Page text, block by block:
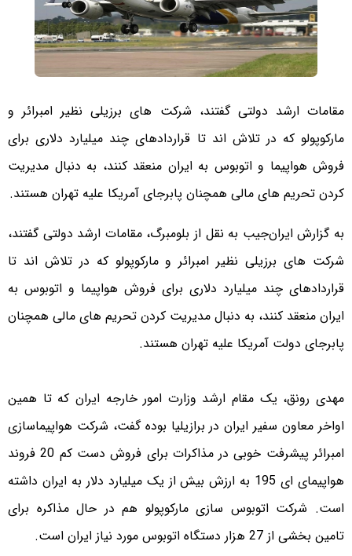
مقامات ارشد دولتی گفتند، شرکت های برزیلی نظیر امبرائر و
مارکوپولو که در تلاش اند تا قراردادهای چند میلیارد دلاری برای
فروش هواپیما و اتوبوس به ایران منعقد کنند، به دنبال مدیریت
کردن تحریم های مالی همچنان پابرجای آمریکا علیه تهران هستند.
به گزارش ایران‌جیب به نقل از بلومبرگ، مقامات ارشد دولتی گفتند،
شرکت های برزیلی نظیر امبرائر و مارکوپولو که در تلاش اند تا
قراردادهای چند میلیارد دلاری برای فروش هواپیما و اتوبوس به
ایران منعقد کنند، به دنبال مدیریت کردن تحریم های مالی همچنان
پابرجای دولت آمریکا علیه تهران هستند.
مهدی رونق، یک مقام ارشد وزارت امور خارجه ایران که تا همین
اواخر معاون سفیر ایران در برازیلیا بوده گفت، شرکت هواپیماسازی
امبرائر پیشرفت خوبی در مذاکرات برای فروش دست کم 20 فروند
هواپیمای ای 195 به ارزش بیش از یک میلیارد دلار به ایران داشته
است. شرکت اتوبوس سازی مارکوپولو هم در حال مذاکره برای
تامین بخشی از 27 هزار دستگاه اتوبوس مورد نیاز ایران است.